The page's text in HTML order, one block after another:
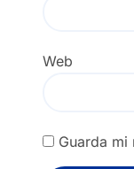
Web
Guarda